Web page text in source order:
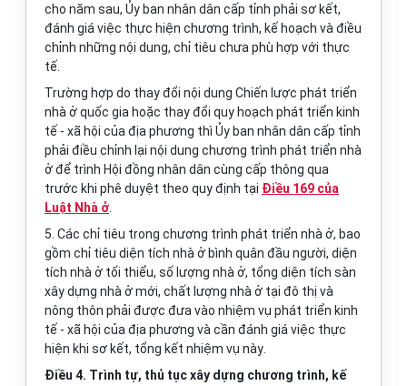
cho năm sau, Ủy ban nhân dân cấp tỉnh phải sơ kết,
đánh giá việc thực hiện chương trình, kế hoạch và điều
chỉnh những nội dung, chỉ tiêu chưa phù hợp với thực
tế
Trường hợp do thay đổi nội dung Chiến lược phát triển
nhà ở quốc gia hoặc thay đổi quy hoạch phát triển kinh
tế - xã hội của địa phương thì Ủy ban nhân dân cấp tỉnh
phải điều chỉnh lại nội dung chương trình phát triển nhà
ở để trình Hội đồng nhân dân cùng cấp thông qua
trước khi phê duyệt theo quy định tại Điều 169 của
Luật Nhà ở
5. Các chỉ tiêu trong chương trình phát triển nhà ở, bao
gồm chỉ tiêu diện tích nhà ở bình quân đầu người, diện
tích nhà ở tối thiểu, số lượng nhà ở, tổng diện tích sàn
xâydựng nhà ở mới, chất lượng nhà ở tại đô thị và
nông thôn phải được đưa vào nhiệm vụ phát triển kinh
tế - xã hội của địa phương và cần đánh giá việc thực
hiện khi sơ kết, tổng kết nhiệm vụ này
Điều 4. Trình tự, thủ tục xây dựng chương trình, kế